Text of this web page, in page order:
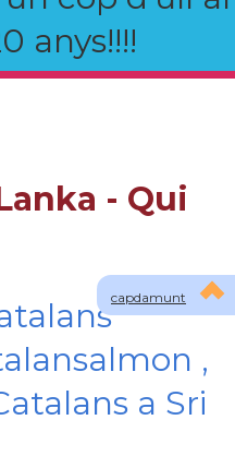
anys!!!!
capdamunt
- Qui
,
a Sri